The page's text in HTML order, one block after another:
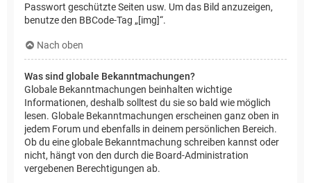
Passwort geschützte Seiten usw. Um das Bild anzuzeigen,
benutze den BBCode-Tag „[img]“.
Nach oben
Was sind globale Bekanntmachungen?
Globale Bekanntmachungen beinhalten wichtige
Informationen, deshalb solltest du sie so bald wie möglich
lesen. Globale Bekanntmachungen erscheinen ganz oben in
jedem Forum und ebenfalls in deinem persönlichen Bereich.
Ob du eine globale Bekanntmachung schreiben kannst oder
nicht, hängt von den durch die Board-Administration
vergebenen Berechtigungen ab.